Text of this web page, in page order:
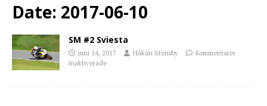
Date: 2017-06-10
SM #2 Sviesta
juni 14, 2017 Håkan Stensby
Kommentarer
inaktiverade